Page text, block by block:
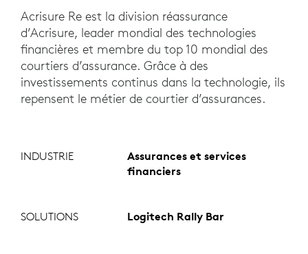
Acrisure Re est la division réassurance
d’Acrisure, leader mondial des technologies
financières et membre du top 10 mondial des
courtiers d’assurance. Grâce à des
investissements continus dans la technologie, ils
repensent le métier de courtier d’assurances.
INDUSTRIE
Assurances et services
financiers
SOLUTIONS Logitech Rally Bar